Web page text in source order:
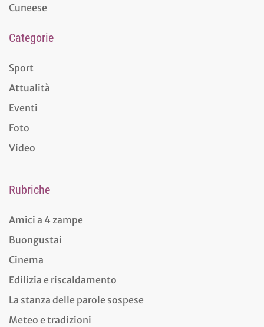
Cuneese
Categorie
Sport
Attualità
Eventi
Foto
Video
Rubriche
Amici a 4 zampe
Buongustai
Cinema
Edilizia e riscaldamento
La stanza delle parole sospese
Meteo e tradizioni